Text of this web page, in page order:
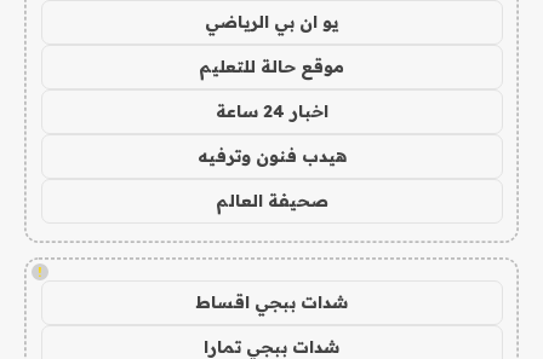
يو ان بي الرياضي
موقع حالة للتعليم
اخبار 24 ساعة
هيدب فنون وترفيه
صحيفة العالم
!
شدات ببجي اقساط
شدات ببجي تمارا